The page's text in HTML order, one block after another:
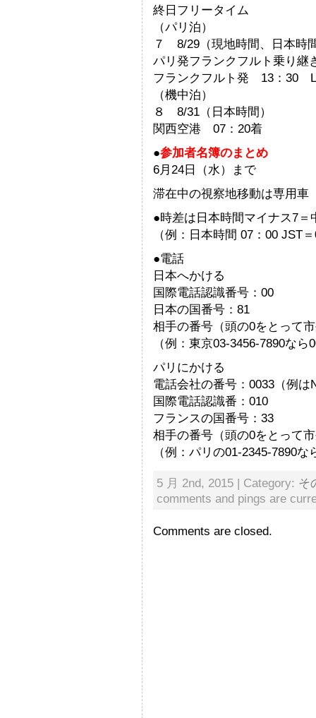
終日フリータイム
（パリ泊）
７ 8/29（現地時間、日本時
パリ発フランクフルト乗り継
フランクフルト発 13：30
（機中泊）
８ 8/31（日本時間）
関西空港 07：20着
●参加者名簿のまとめ
6月24日（水）まで
滞在中の視察地移動は専用車
●時差は日本時間マイナス7
（例：日本時間 07：00 JST
●電話
日本へかける
国際電話認識番号：00
日本の国番号：81
相手の番号（頭の0をとって
（例：東京03-3456-7890な
パリにかける
電話会社の番号：0033（例
国際電話認識番：010
フランスの国番号：33
相手の番号（頭の0をとって
（例：パリの01-2345-7890
5 月 2nd, 2015 | Category: そ
comments and pings are
Comments are closed.